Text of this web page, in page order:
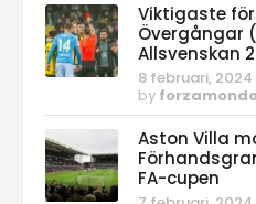
Viktigaste
Övergångar
Allsvenskan
8 februari, 2024
by forzamondo
Aston Villa
FA-cupen